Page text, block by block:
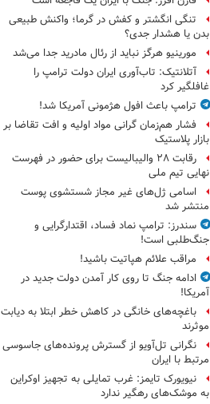
تنگی انگشتر و کفش در گرما؛ واکنش طبیعی
بدن یا هشدار جدی؟
مورینیو هرگز نباید از رئال مادرید جدا می‌شد
آتلانتیک: تاب‌آوری ایران دولت ترامپ را
غافلگیر کرد
ترامپ باعث افول هژمونی آمریکا شد!
فشار هم‌زمان گرانی مواد اولیه و افت تقاضا بر
بازار پلاستیک
رقابت ۲۸ والیبالیست برای حضور در فهرست
نهایی تیم ملی
اسامی ژل‌های غیر مجاز شستشوی پوست
منتشر شد
سندرز: ترامپ نماد فساد، اقتدارگرایی و
جنگ‌طلبی است!
مراقب علائم هپاتیت باشید!
ادامه جنگ تا روی کار آمدن دولت جدید در
آمریکا!
باغچه‌های خانگی در کاهش خطر ابتلا به دیابت
موثرند
نگرانی تل‌آویو از گسترش پرونده‌های جاسوسی
مرتبط با ایران
نیویورک تایمز: غرب تمایلی به تجهیز اوکراین
به موشک‌های رهگیر ندارد